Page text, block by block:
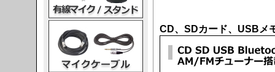
CD、SDカード、USBメ